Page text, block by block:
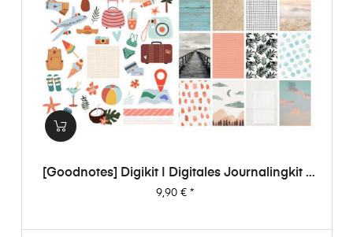
[Goodnotes] Digikit | Digitales Journalingkit -
Sorgenfrei
Preis
9,90 €*